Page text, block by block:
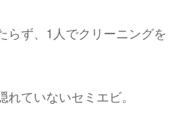
らず、1人でクリーニングを
ていないセミエビ。